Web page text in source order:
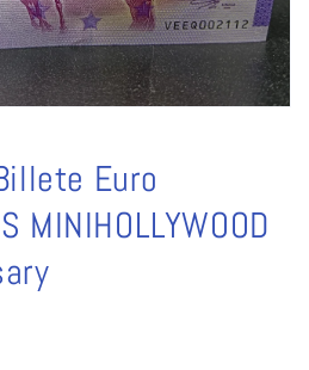
Euro
MINIHOLLYWOOD